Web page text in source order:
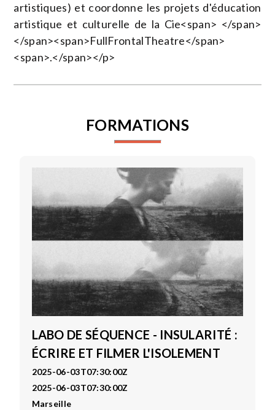
artistiques) et coordonne les projets d'éducation
artistique et culturelle de la Cie<span> </span>
</span><span>FullFrontalTheatre</span>
<span>.</span></p>
FORMATIONS
LABO DE SÉQUENCE - INSULARITÉ :
ÉCRIRE ET FILMER L'ISOLEMENT
2025-06-03T07:30:00Z
2025-06-03T07:30:00Z
Marseille